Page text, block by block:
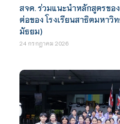
สจด. ร่วมแนะนำหลักสูตรขอ
ต่อของ โรงเรียนสาธิตมหาวิ
มัธยม)
24 กรกฎาคม 2026